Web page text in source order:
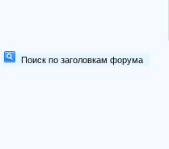
Поиск по заголовкам форума